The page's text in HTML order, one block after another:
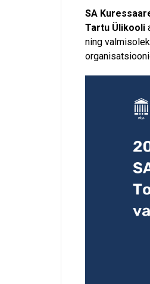
SA
Tartu Ülikooli
ning